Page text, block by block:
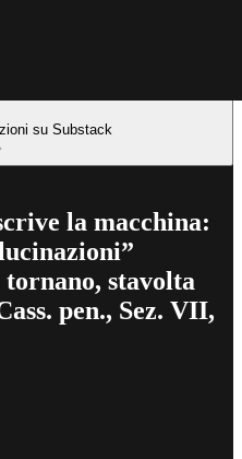
su Substack
la macchina:
stavolta
pen., Sez. VII,